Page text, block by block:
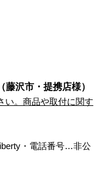
沢市・提携店様）
い。商品や取付に関す
・電話番号…非公